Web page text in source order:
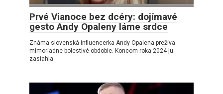
Prvé Vianoce bez dcéry: dojímavé
gesto Andy Opaleny láme srdce
Známa slovenská influencerka Andy Opalena prežíva
mimoriadne bolestivé obdobie. Koncom roka 2024 ju
zasiahla